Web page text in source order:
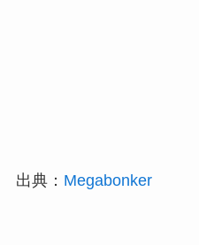
出典： Megabonker